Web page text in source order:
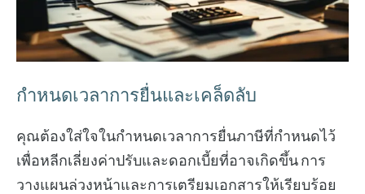
กำหนดเวลาการยื่นและเคล็ดลับ
คุณต้องใส่ใจในกำหนดเวลาการยื่นภาษีที่กำหนดไว้
เพื่อหลีกเลี่ยงค่าปรับและดอกเบี้ยที่อาจเกิดขึ้น การ
วางแผนล่วงหน้าและการเตรียมเอกสารให้เรียบร้อย